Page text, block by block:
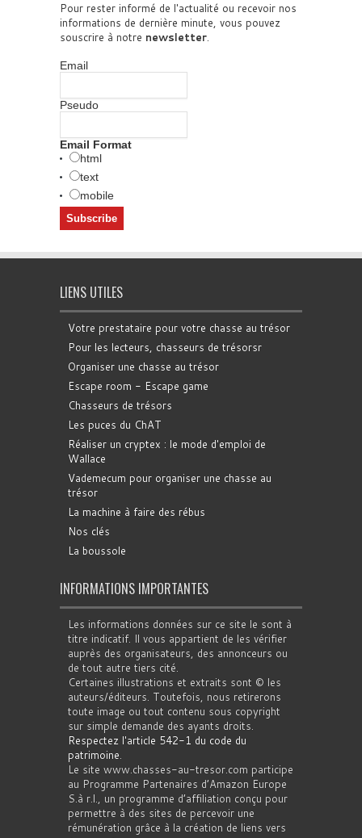
Pour rester informé de l'actualité ou recevoir nos
informations de dernière minute, vous pouvez
souscrire à notre newsletter.
Email
Pseudo
Email Format
html
text
mobile
LIENS UTILES
Votre prestataire pour votre chasse au trésor
Pour les lecteurs, chasseurs de trésorsr
Organiser une chasse au trésor
Escape room - Escape game
Chasseurs de trésors
Les puces du ChAT
Réaliser un cryptex : le mode d'emploi de
Wallace
Vademecum pour organiser une chasse au
trésor
La machine à faire des rébus
Nos clés
La boussole
INFORMATIONS IMPORTANTES
Les informations données sur ce site le sont à
titre indicatif. Il vous appartient de les vérifier
auprès des organisateurs, des annonceurs ou
de tout autre tiers cité.
Certaines illustrations et extraits sont © les
auteurs/éditeurs. Toutefois, nous retirerons
toute image ou tout contenu sous copyright
sur simple demande des ayants droits.
Respectez l'article 542-1 du code du
patrimoine.
Le site www.chasses-au-tresor.com participe
au Programme Partenaires d’Amazon Europe
S.à r.l., un programme d’affiliation conçu pour
permettre à des sites de percevoir une
rémunération grâce à la création de liens vers